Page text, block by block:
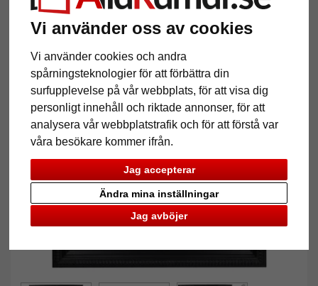
Vi använder oss av cookies
Vi använder cookies och andra
spårningsteknologier för att förbättra din
surfupplevelse på vår webbplats, för att visa dig
personligt innehåll och riktade annonser, för att
analysera vår webbplatstrafik och för att förstå var
våra besökare kommer ifrån.
Jag accepterar
Jag avböjer
Ändra mina inställningar
Tillbaka